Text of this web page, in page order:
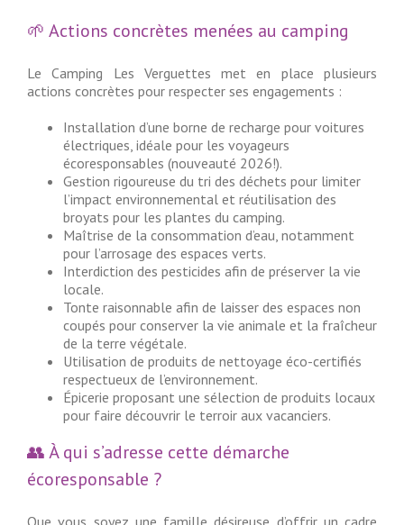
🌱 Actions concrètes menées au camping
Le Camping Les Verguettes met en place plusieurs
actions concrètes pour respecter ses engagements :
Installation d’une borne de recharge pour voitures
électriques, idéale pour les voyageurs
écoresponsables (nouveauté 2026!).
Gestion rigoureuse du tri des déchets pour limiter
l’impact environnemental et réutilisation des
broyats pour les plantes du camping.
Maîtrise de la consommation d’eau, notamment
pour l’arrosage des espaces verts.
Interdiction des pesticides afin de préserver la vie
locale.
Tonte raisonnable afin de laisser des espaces non
coupés pour conserver la vie animale et la fraîcheur
de la terre végétale.
Utilisation de produits de nettoyage éco-certifiés
respectueux de l’environnement.
Épicerie proposant une sélection de produits locaux
pour faire découvrir le terroir aux vacanciers.
👥 À qui s’adresse cette démarche
écoresponsable ?
Que vous soyez une famille désireuse d’offrir un cadre